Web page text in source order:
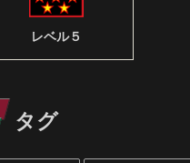
レベル５
タグ